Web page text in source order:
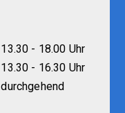
13.30 - 18.00 Uhr
13.30 - 16.30 Uhr
durchgehend